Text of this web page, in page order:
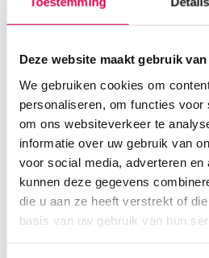
Deze website maakt gebruik
We gebruiken cookies om
personaliseren, om functies voor
om ons websiteverkeer te
informatie over uw gebruik van
voor social media, adverteren
kunnen deze gegevens
die u aan ze heeft verstrekt of
basis van uw gebruik van hun
Ook interessant